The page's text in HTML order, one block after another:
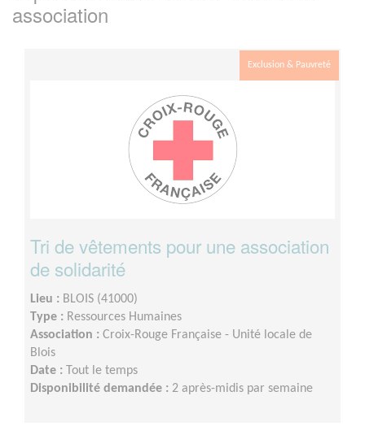
association
Exclusion & Pauvreté
Tri de vêtements pour une association
de solidarité
Lieu : BLOIS (41000)
Type : Ressources Humaines
Association : Croix-Rouge Française - Unité locale de
Blois
Date : Tout le temps
Disponibilité demandée : 2 après-midis par semaine